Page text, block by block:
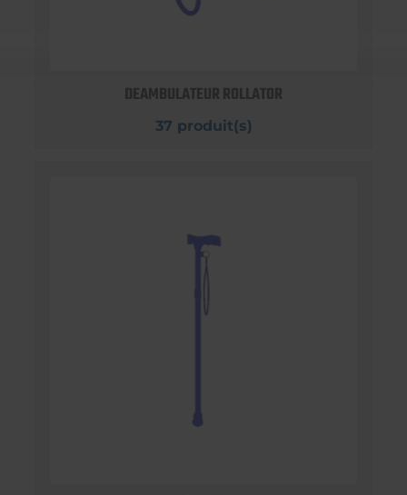
DEAMBULATEUR ROLLATOR
37 produit(s)